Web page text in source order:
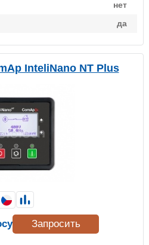
нет
да
InteliNano NT Plus
Запросить